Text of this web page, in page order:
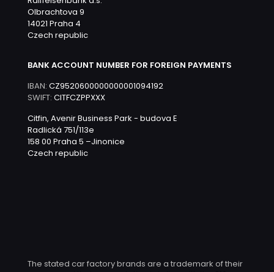
Olbrachtova 9
14021 Praha 4
Czech republic
BANK ACCOUNT NUMBER FOR FOREIGN PAYMENTS
IBAN: CZ9520600000000001094192
SWIFT: CITFCZPPXXX
Citfin, Avenir Business Park - budova E
Radlická 751/113e
158 00 Praha 5 –Jinonice
Czech republic
The stated car factory brands are a trademark of their